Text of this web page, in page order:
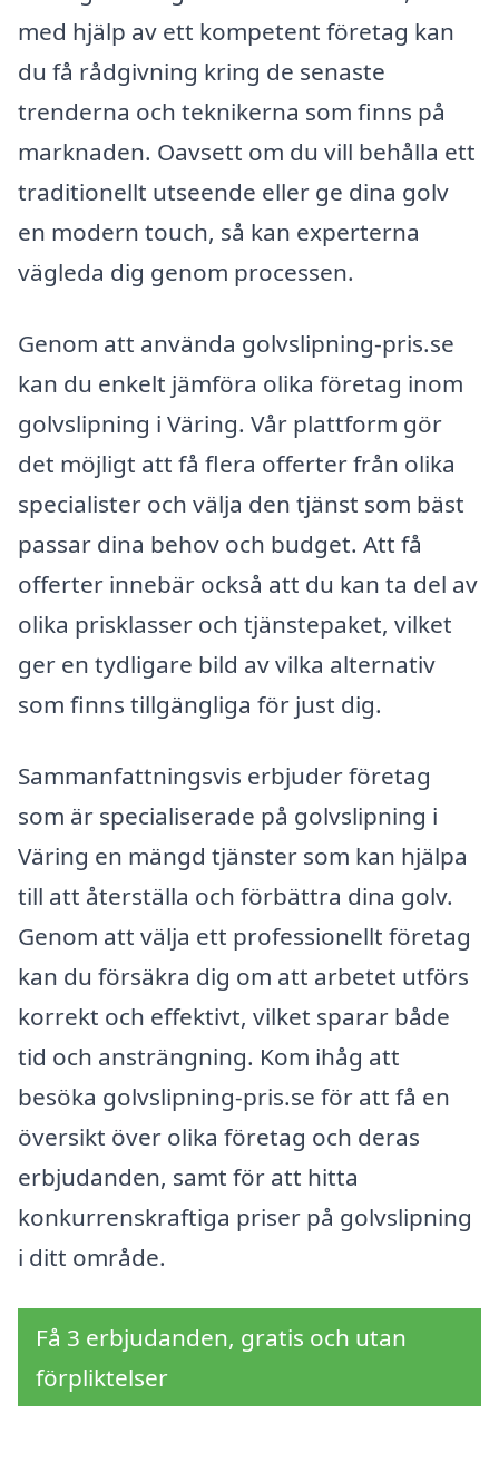
med hjälp av ett kompetent företag kan
du få rådgivning kring de senaste
trenderna och teknikerna som finns på
marknaden. Oavsett om du vill behålla ett
traditionellt utseende eller ge dina golv
en modern touch, så kan experterna
vägleda dig genom processen.
Genom att använda golvslipning-pris.se
kan du enkelt jämföra olika företag inom
golvslipning i Väring. Vår plattform gör
det möjligt att få flera offerter från olika
specialister och välja den tjänst som bäst
passar dina behov och budget. Att få
offerter innebär också att du kan ta del av
olika prisklasser och tjänstepaket, vilket
ger en tydligare bild av vilka alternativ
som finns tillgängliga för just dig.
Sammanfattningsvis erbjuder företag
som är specialiserade på golvslipning i
Väring en mängd tjänster som kan hjälpa
till att återställa och förbättra dina golv.
Genom att välja ett professionellt företag
kan du försäkra dig om att arbetet utförs
korrekt och effektivt, vilket sparar både
tid och ansträngning. Kom ihåg att
besöka golvslipning-pris.se för att få en
översikt över olika företag och deras
erbjudanden, samt för att hitta
konkurrenskraftiga priser på golvslipning
i ditt område.
Få 3 erbjudanden, gratis och utan
förpliktelser